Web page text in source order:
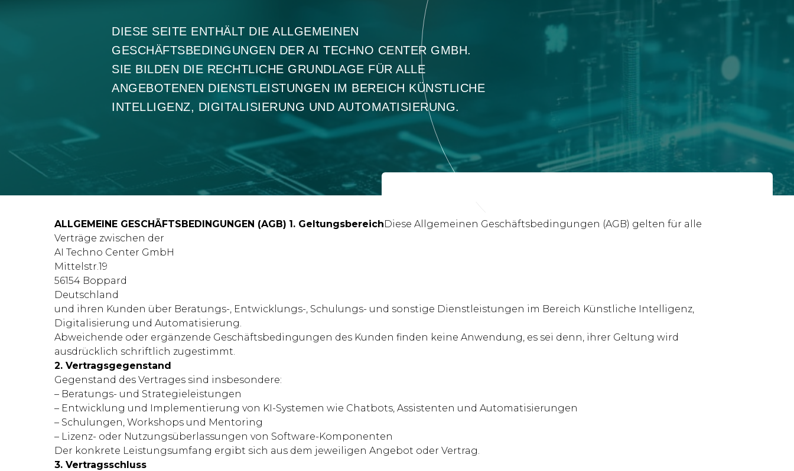
DIESE SEITE ENTHÄLT DIE ALLGEMEINEN
GESCHÄFTSBEDINGUNGEN DER AI TECHNO CENTER GMBH.
SIE BILDEN DIE RECHTLICHE GRUNDLAGE FÜR ALLE
ANGEBOTENEN DIENSTLEISTUNGEN IM BEREICH KÜNSTLICHE
INTELLIGENZ, DIGITALISIERUNG UND AUTOMATISIERUNG.
ALLGEMEINE GESCHÄFTSBEDINGUNGEN (AGB) 1. GeltungsbereichDiese Allgemeinen Geschäftsbedingungen (AGB) gelten für alle
Verträge zwischen der
AI Techno Center GmbH
Mittelstr.19
56154 Boppard
Deutschland
und ihren Kunden über Beratungs-, Entwicklungs-, Schulungs- und sonstige Dienstleistungen im Bereich Künstliche Intelligenz,
Digitalisierung und Automatisierung.
Abweichende oder ergänzende Geschäftsbedingungen des Kunden finden keine Anwendung, es sei denn, ihrer Geltung wird
ausdrücklich schriftlich zugestimmt.
2. Vertragsgegenstand
Gegenstand des Vertrages sind insbesondere:
– Beratungs- und Strategieleistungen
– Entwicklung und Implementierung von KI-Systemen wie Chatbots, Assistenten und Automatisierungen
– Schulungen, Workshops und Mentoring
– Lizenz- oder Nutzungsüberlassungen von Software-Komponenten
Der konkrete Leistungsumfang ergibt sich aus dem jeweiligen Angebot oder Vertrag.
3. Vertragsschluss